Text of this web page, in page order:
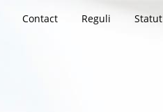
Contact Reguli Statut